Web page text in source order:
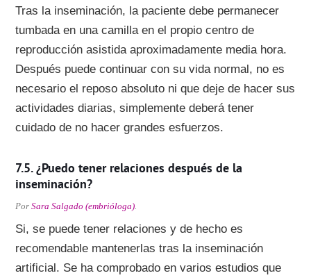
Tras la inseminación, la paciente debe permanecer
tumbada en una camilla en el propio centro de
reproducción asistida aproximadamente media hora.
Después puede continuar con su vida normal, no es
necesario el reposo absoluto ni que deje de hacer sus
actividades diarias, simplemente deberá tener
cuidado de no hacer grandes esfuerzos.
¿Puedo tener relaciones después de la
inseminación?
PorSara Salgado (embrióloga).
Si, se puede tener relaciones y de hecho es
recomendable mantenerlas tras la inseminación
artificial. Se ha comprobado en varios estudios que